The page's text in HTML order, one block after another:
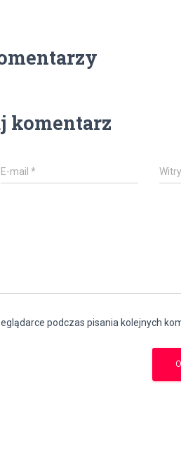
komentarz
E-mail*
podczas pisania kolejnych